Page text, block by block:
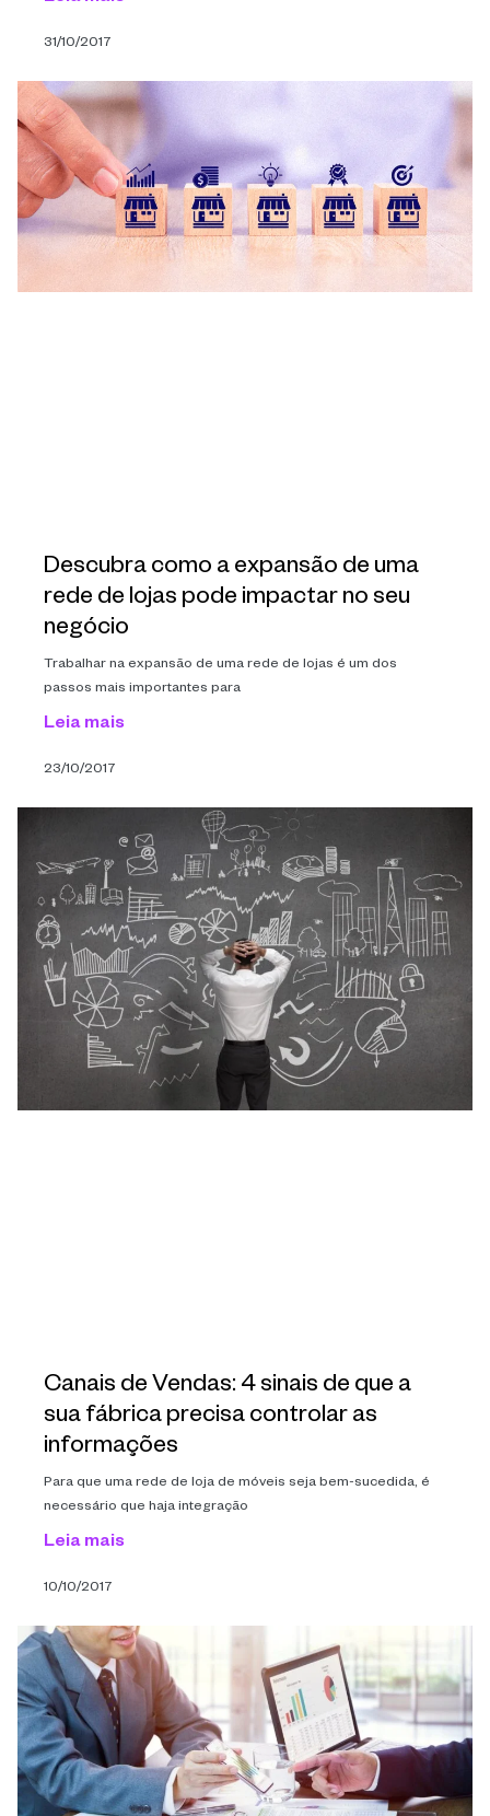
31/10/2017
Descubra como a expansão de uma
rede de lojas pode impactar no seu
negócio
Trabalhar na expansão de uma rede de lojas é um dos
passos mais importantes para
Leia mais
23/10/2017
Canais de Vendas: 4 sinais de que a
sua fábrica precisa controlar as
informações
Para que uma rede de loja de móveis seja bem-sucedida, é
necessário que haja integração
Leia mais
10/10/2017